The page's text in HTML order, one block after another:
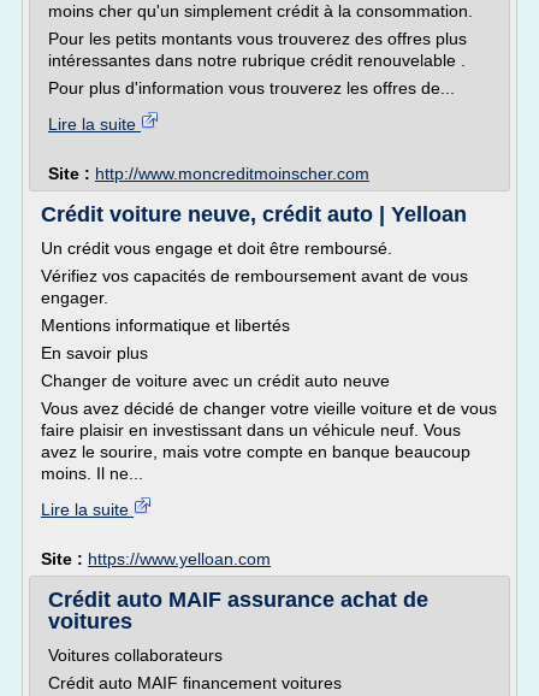
moins cher qu'un simplement crédit à la consommation.
Pour les petits montants vous trouverez des offres plus
intéressantes dans notre rubrique crédit renouvelable .
Pour plus d'information vous trouverez les offres de...
Lire la suite
Site : http://www.moncreditmoinscher.com
Crédit voiture neuve, crédit auto | Yelloan
Un crédit vous engage et doit être remboursé.
Vérifiez vos capacités de remboursement avant de vous
engager.
Mentions informatique et libertés
En savoir plus
Changer de voiture avec un crédit auto neuve
Vous avez décidé de changer votre vieille voiture et de vous
faire plaisir en investissant dans un véhicule neuf. Vous
avez le sourire, mais votre compte en banque beaucoup
moins. Il ne...
Lire la suite
Site : https://www.yelloan.com
Crédit auto MAIF assurance achat de
voitures
Voitures collaborateurs
Crédit auto MAIF financement voitures